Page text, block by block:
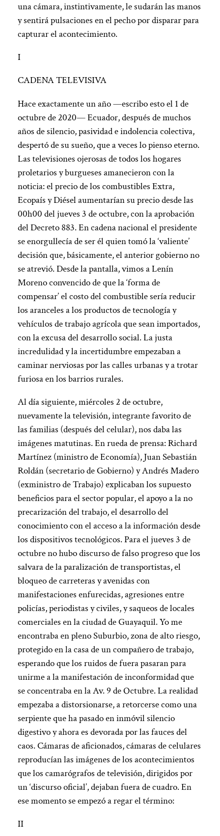
una cámara, instintivamente, le sudarán las manos
y sentirá pulsaciones en el pecho por disparar para
capturar el acontecimiento.
I
CADENA TELEVISIVA
Hace exactamente un año —escribo esto el 1 de
octubre de 2020— Ecuador, después de muchos
años de silencio, pasividad e indolencia colectiva,
despertó de su sueño, que a veces lo pienso eterno.
Las televisiones ojerosas de todos los hogares
proletarios y burgueses amanecieron con la
noticia: el precio de los combustibles Extra,
Ecopaís y Diésel aumentarían su precio desde las
00h00 del jueves 3 de octubre, con la aprobación
del Decreto 883. En cadena nacional el presidente
se enorgullecía de ser él quien tomó la ‘valiente’
decisión que, básicamente, el anterior gobierno no
se atrevió. Desde la pantalla, vimos a Lenín
Moreno convencido de que la ‘forma de
compensar’ el costo del combustible sería reducir
los aranceles a los productos de tecnología y
vehículos de trabajo agrícola que sean importados,
con la excusa del desarrollo social. La justa
incredulidad y la incertidumbre empezaban a
caminar nerviosas por las calles urbanas y a trotar
furiosa en los barrios rurales.
Al día siguiente, miércoles 2 de octubre,
nuevamente la televisión, integrante favorito de
las familias (después del celular), nos daba las
imágenes matutinas. En rueda de prensa: Richard
Martínez (ministro de Economía), Juan Sebastián
Roldán (secretario de Gobierno) y Andrés Madero
(exministro de Trabajo) explicaban los supuesto
beneficios para el sector popular, el apoyo a la no
precarización del trabajo, el desarrollo del
conocimiento con el acceso a la información desde
los dispositivos tecnológicos. Para el jueves 3 de
octubre no hubo discurso de falso progreso que los
salvara de la paralización de transportistas, el
bloqueo de carreteras y avenidas con
manifestaciones enfurecidas, agresiones entre
policías, periodistas y civiles, y saqueos de locales
comerciales en la ciudad de Guayaquil. Yo me
encontraba en pleno Suburbio, zona de alto riesgo,
protegido en la casa de un compañero de trabajo,
esperando que los ruidos de fuera pasaran para
unirme a la manifestación de inconformidad que
se concentraba en la Av. 9 de Octubre. La realidad
empezaba a distorsionarse, a retorcerse como una
serpiente que ha pasado en inmóvil silencio
digestivo y ahora es devorada por las fauces del
caos. Cámaras de aficionados, cámaras de celulares
reproducían las imágenes de los acontecimientos
que los camarógrafos de televisión, dirigidos por
un ‘discurso oficial’, dejaban fuera de cuadro. En
ese momento se empezó a regar el término:
II